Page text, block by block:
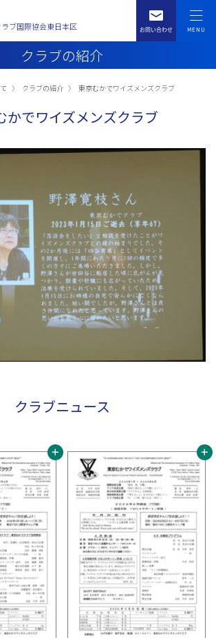
ブ国際協会東日本区
クラブの紹介
クラブの紹介 東京むかでワイズメンズクラブ
かでワイズメンズクラブ
クラブニュース